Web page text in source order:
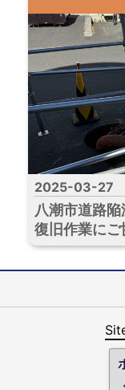
2025-03-27
八潮市道路
復旧作業にご